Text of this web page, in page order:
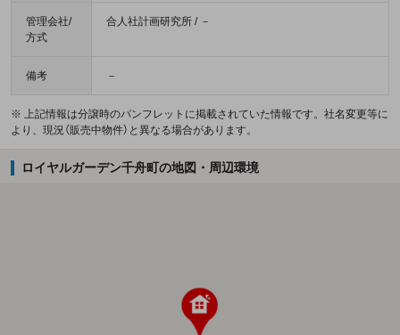
管理会社/
方式
合人社計画研究所 / －
備考 －
※ 上記情報は分譲時のパンフレットに掲載されていた情報です。社名変更等に
より、現況（販売中物件）と異なる場合があります。
ロイヤルガーデン千舟町の地図・周辺環境